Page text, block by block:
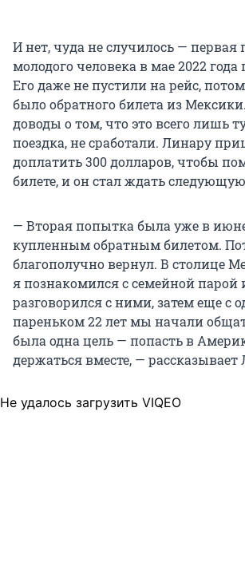
И нет, чуда не случилось — первая
молодого человека в мае 2022 года
Его даже не пустили на рейс,
было обратного билета из
доводы о том, что это всего лишь
поездка, не сработали. Линару
доплатить 300 долларов, чтобы
билете, и он стал ждать
— Вторая попытка была уже в
купленным обратным билетом.
благополучно вернул. В столице
я познакомился с семейной парой
разговорился с ними, затем еще с
пареньком 22 лет мы начали
была одна цель — попасть в
держаться вместе, — рассказывает
Не удалось загрузить VIQEO